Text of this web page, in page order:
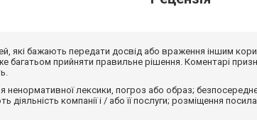
які бажають передати досвід або враження іншим
багатьом прийняти правильне рішення. Коментарі
ненормативної лексики, погроз або образ;
діяльність компанії і / або її послуги; розміщення